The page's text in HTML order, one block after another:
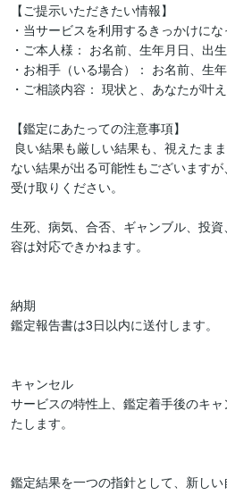
【ご提示いただきたい情報】
・当サービスを利用するきっかけに
・ご本人様： お名前、生年月日、出
・お相手（いる場合）： お名前、生
・ご相談内容： 現状と、あなたが叶
【鑑定にあたっての注意事項】
ない結果が出る可能性もございます
受け取りください。
生死、病気、合否、ギャンブル、投
容は対応できかねます。
納期
鑑定報告書は3日以内に送付します。
キャンセル
サービスの特性上、鑑定着手後のキ
たします。
鑑定結果を一つの指針として、新し